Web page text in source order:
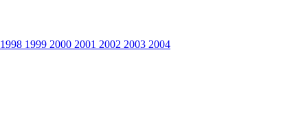
1998 1999 2000 2001 2002 2003 2004